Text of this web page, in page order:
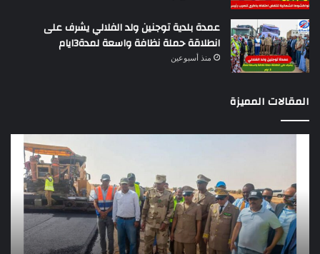
عمدة بلدية توجنين ولد الفلالي يشرف على
انطلاقة حملة نظافة واسعة لمدة3ايام
منذ أسبوعين
المقالات المميزة
اشغال
بناء
طريق
باركيول-
الصواطه